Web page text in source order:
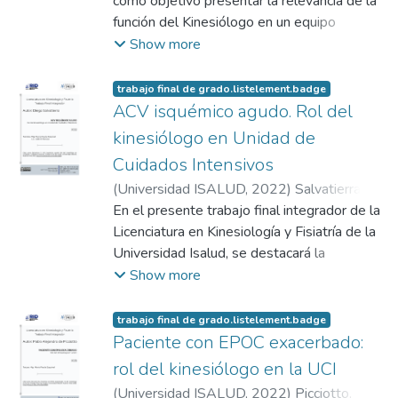
éste en particular. Por último, el
planteamiento de una discusión basado en
complementarios y el diagnóstico preciso,
acompañado de una conclusión para poder
demostrar mi punto de vista.
función del Kinesiólogo en un equipo
interdisciplinario, en el marco de la
de fibrosis quística. En primer término, se
evalúa el caso clínico, se plantean los
objetivos a largo y corto plazo, las técnicas
terapéuticas implementadas y la posterior
evolución del paciente.
Show more
trabajo final de grado.listelement.badge
ACV isquémico agudo. Rol del
kinesiólogo en Unidad de
Cuidados Intensivos
(Universidad ISALUD, 2022) Salvatierra,
Diego
En el presente trabajo final integrador de la
Licenciatura en Kinesiología y Fisiatría de la
Universidad Isalud, se destacará la
importancia del rol del kinesiólogo en la
particularmente en un caso clínico de ACV
isquémico agudo, la evaluación a través de
la clínica, los objetivos y la planificación de
un tratamiento interdisciplinar. Además, se
Show more
trabajo final de grado.listelement.badge
Paciente con EPOC exacerbado:
rol del kinesiólogo en la UCI
(Universidad ISALUD, 2022) Picciotto,